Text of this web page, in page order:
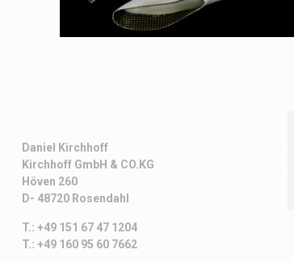
Daniel Kirchhoff
Kirchhoff GmbH & CO.KG
Höven 260
D- 48720 Rosendahl
T.: +49 151 67 47 1204
T.: +49 160 95 60 7662